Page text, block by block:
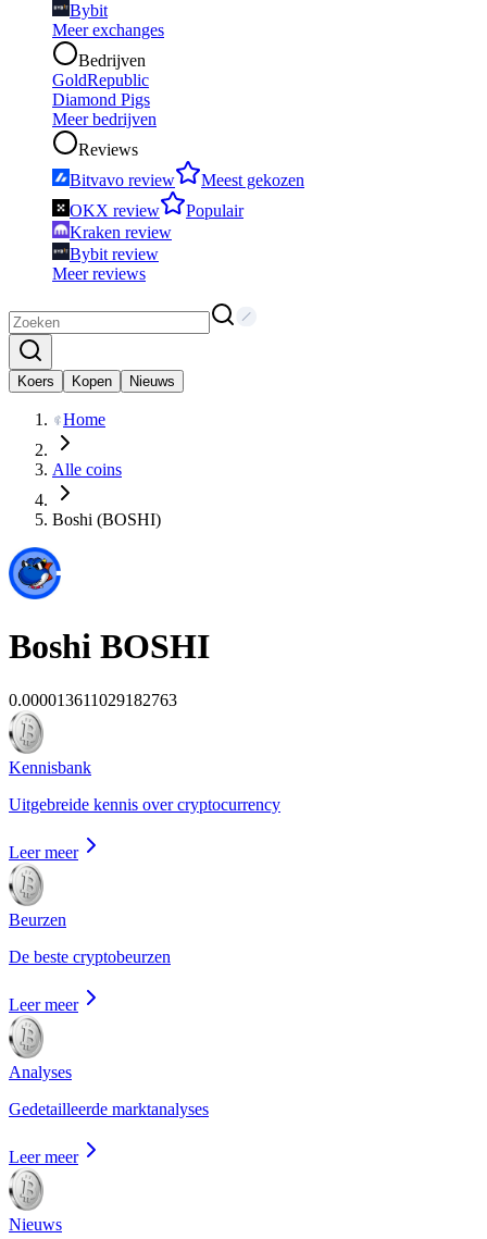
Bybit
Meer exchanges
Bedrijven
GoldRepublic
Diamond Pigs
Meer bedrijven
Reviews
Bitvavo review
Meest gekozen
OKX review
Populair
Kraken review
Bybit review
Meer reviews
Koers Kopen Nieuws
Home
Alle coins
Boshi (BOSHI)
Boshi BOSHI
0.000013611029182763
Kennisbank
Uitgebreide kennis over cryptocurrency
Leer meer
Beurzen
De beste cryptobeurzen
Leer meer
Analyses
Gedetailleerde marktanalyses
Leer meer
Nieuws